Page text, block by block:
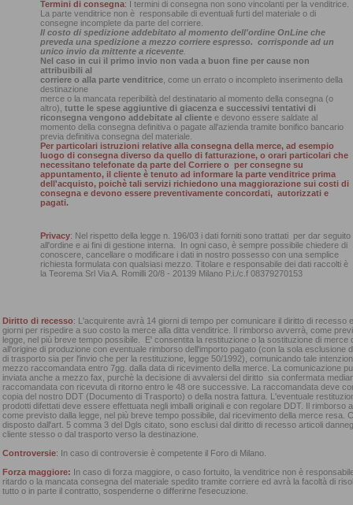
Termini di consegna: I termini di consegna non sono vincolanti per la venditrice.
La parte venditrice non è responsabile di eventuali furti del materiale o di
consegne incomplete da parte del corriere.
Il costo di spedizione addebitato al momento dell'ordine OnLine che
preveda una spedizione a mezzo corriere espresso. corrisponde ad un
unico invio da mittente a ricevente
Nel caso in cui il primo invio non vada a buon fine per cause non
attribuibili al
corriere o alla parte venditrice , come un errato o incompleto inserimento della
destinazione
merce o la mancata reperibilità del destinatario al momento della consegna (o
altro), tutte le spese aggiuntive di giacenza e successivi tentativi di
riconsegna vengono addebitate al cliente e devono essere saldate al
momento della consegna definitiva o pagate all'azienda tramite bonifico bancario
previa definitiva consegna del materiale.
Per particolari istruzioni relative alla consegna della merce, ad esempio
luogo di consegna diverso da quello di fatturazione, o orari particolari che
necessitano telefonate da parte del Corriere o per consegne su
appuntamento, il cliente è tenuto ad informare la parte venditrice prima
dell'acquisto, poichè tali servizi richiedono una maggiorazione sui costi di
consegna e devono essere preventivamente concordati, autorizzati e
pagati.
Privacy: Nel rispetto della legge n. 196/03 i dati forniti sono trattati per dar seguito
all'ordine e ai fini di gestione interna. In ogni caso, è sempre possibile chiedere di
conoscere, cancellare o modificare i dati in nostro possesso con una semplice
richiesta formulata con qualsiasi mezzo. Titolare e responsabile dei dati raccolti è
la Teorema Srl Via A. Romilli 20/8 - 20139 Milano P.i./c.f 08379270153
Diritto di recesso: L'acquirente avrà 14 giorni di tempo per comunicare il diritto di recesso
giorni per rispedire a suo costo la merce alla ditta venditrice. Il rimborso avverrà, come
legge, nel più breve tempo possibile. E' consentita la restituzione o la sostituzione di merce
all'origine di produzione con eventuale rimborso dell'importo pagato (con la sola esclusione
di trasporto sia per l'invio che per la restituzione, legge 50/1992), comunicando tale
mezzo raccomandata entro 7gg. dalla data di ricevimento della merce. La comunicazione
inviata anche a mezzo fax, purchè la decisione di avvalersi del diritto sia confermata
raccomandata con ricevuta di ritorno entro le 48 ore successive. La raccomandata deve
copia del nostro DDT (Documento di Trasporto) o della nostra fattura. L'eventuale
prodotti difettati deve essere effettuata negli imballi originali e con regolare DDT. Il rimborso
come previsto dalla legge, nel più breve tempo possibile, dal ricevimento della merce resa.
disposto dall'art. 5 comma 3 del Dgls citato, sono esclusi dal diritto di recesso articoli
cliente stesso o dal trasporto verso la destinazione.
Controversie: In caso di controversie è competente il Foro di Milano.
Forza maggiore: In caso di forza maggiore, o caso fortuito, la venditrice non è
ritardo o la mancata consegna del materiale spedito tramite corriere ed avrà la facoltà di
tutto o in parte il contratto, sospenderne o differirne l'esecuzione.